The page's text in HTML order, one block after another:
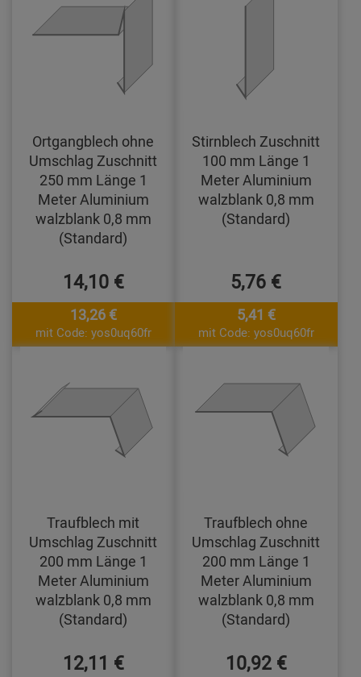
Ortgangblech ohne
Umschlag Zuschnitt
250 mm Länge 1
Meter Aluminium
walzblank 0,8 mm
(Standard)
14,10 €
13,26 €
mit Code: yos0uq60fr
Stirnblech Zuschnitt
100 mm Länge 1
Meter Aluminium
walzblank 0,8 mm
(Standard)
5,76 €
5,41 €
mit Code: yos0uq60fr
Traufblech mit
Umschlag Zuschnitt
200 mm Länge 1
Meter Aluminium
walzblank 0,8 mm
(Standard)
12,11 €
Traufblech ohne
Umschlag Zuschnitt
200 mm Länge 1
Meter Aluminium
walzblank 0,8 mm
(Standard)
10,92 €